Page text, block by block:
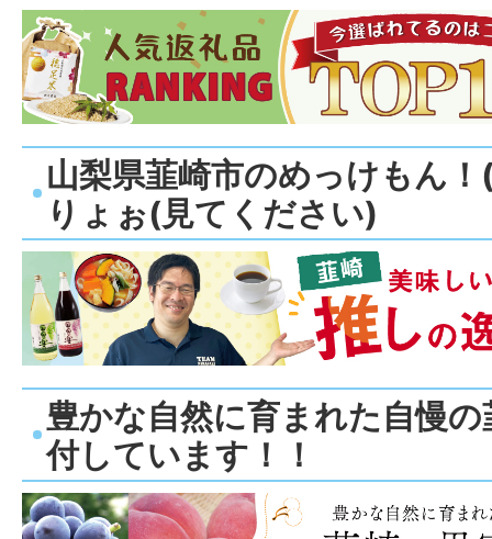
山梨県韮崎市のめっけもん
りょぉ(見てください)
豊かな自然に育まれた自慢
付しています！！